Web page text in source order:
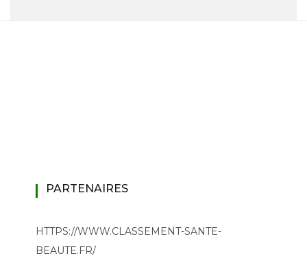
PARTENAIRES
HTTPS://WWW.CLASSEMENT-SANTE-
BEAUTE.FR/